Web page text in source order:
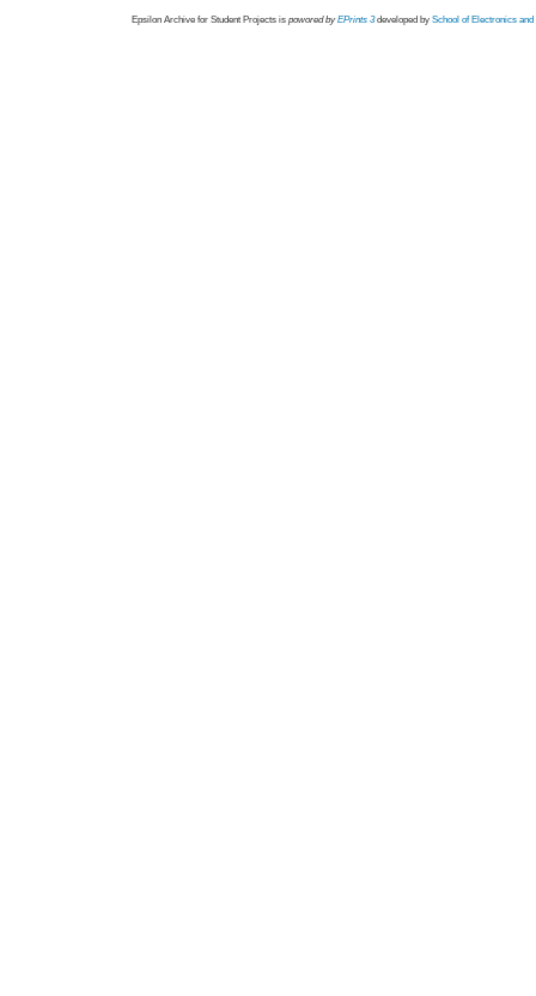
Epsilon Archive for Student Projects is powored byEPrints 3 developed by School of Electronics